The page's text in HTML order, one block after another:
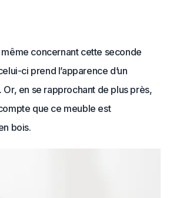
même concernant cette seconde
ci prend l’apparence d’un
Or, en se rapprochant de plus près,
que ce meuble est
bois.